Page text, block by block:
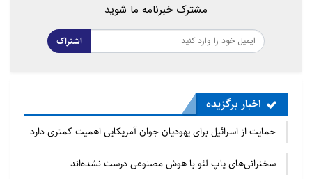
مرحوم شهید ثانی(ره) می‌فرماید: منظور از کودکانی که
حضورشان در مسجد منع شده آنهایی‌اند که به طهارت‌شان
اعتمادی نیست و خوب و بد را تشخیص نمی‌دهند اما
مواظبت است کراهتی بر حضورش در مسجد نیست و لازم
است او را به آمدن به مسجد و نماز عادت دهیم. طبق
فتوای مقام معظم رهبری هم این کراهت مربوط به همان
موارد خاص می‌شود.
مشترک خبرنامه ما شوید
اشتراک
اخبار برگزیده
حمایت از اسرائیل برای یهودیان جوان آمریکایی اهمیت کمتری دارد
سخنرانی‌های پاپ لئو با هوش مصنوعی درست نشده‌اند